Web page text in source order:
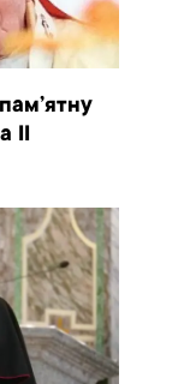
II